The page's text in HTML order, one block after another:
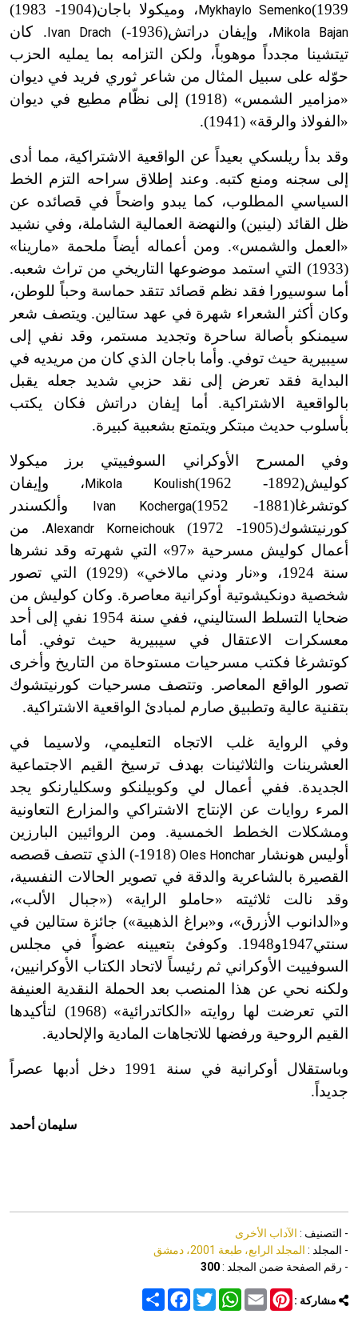
1939
)
Mykhaylo Semenko ، وميكولا باجان(1904-
)
Mikola Bajan ، وإيفان دراتش(1936-)
Ivan Drach
. كان
تيتشينا مجدداً موهوباً، ولكن التزامه بما يمليه الحزب
حوّله على سبيل المثال من شاعر ثوري فريد في ديوان
«مزامير الشمس» (1918) إلى نظّام مطيع في ديوان
«الفولاذ والرقة» (1941
)
.
وقد بدأ ريلسكي بعيداً عن الواقعية الاشتراكية، مما أدى
إلى سجنه ومنع كتبه. وعند إطلاق سراحه التزم الخط
السياسي المطلوب، كما يبدو واضحاً في قصائده عن
ظل القائد (لينين) والنهضة العمالية الشاملة، وفي نشيد
«العمل والشمس». ومن أعماله أيضاً ملحمة «مارينا»
(1933) التي استمد موضوعها التاريخي من تراث شعبه.
أما سوسيورا فقد نظم قصائد تتقد حماسة وحباً للوطن،
وكان أكثر الشعراء شهرة في عهد ستالين. ويتصف شعر
سيمنكو بأصالة ساحرة وتجديد مستمر، وقد نفي إلى
سيبيرية حيث توفي. وأما باجان الذي كان من مريديه في
البداية فقد تعرض إلى نقد حزبي شديد جعله يقبل
بالواقعية الاشتراكية. أما إيفان دراتش فكان يكتب
بأسلوب حديث مبتكر ويتمتع بشعبية كبيرة.
وفي المسرح الأوكراني السوفييتي برز ميكولا
كوليش(1892-
1962
)
Mikola Koulish ، وإيفان
كوتشرغا(1881-
1952)
Ivan Kocherga
وألكسندر
كورنيتشوك(1905-
)
Alexandr Korneichouk. من
أعمال كوليش مسرحية «97» التي شهرته وقد نشرها
سنة 1924، و
«
نار ودني مالاخي» (1929) التي تصور
شخصية دونكيشوتية أوكرانية معاصرة. وكان كوليش من
ضحايا التسلط الستاليني، ففي سنة 1954 نفي إلى أحد
معسكرات الاعتقال في سيبيرية حيث توفي. أما
كوتشرغا فكتب مسرحيات مستوحاة من التاريخ وأخرى
تصور الواقع المعاصر. وتتصف مسرحيات كورنيتشوك
بتقنية عالية وتطبيق صارم لمبادئ الواقعية الاشتراكية.
وفي الرواية غلب الاتجاه التعليمي، ولاسيما في
العشرينات والثلاثينات بهدف ترسيخ القيم الاجتماعية
الجديدة. ففي أعمال لي وكوبيلنكو وسكليارنكو يجد
المرء روايات عن الإنتاج الاشتراكي والمزارع التعاونية
ومشكلات الخطط الخمسية. ومن الروائيين البارزين
أوليس هونشار Oles Honchar
(1918-)
الذي تتصف قصصه
القصيرة بالشاعرية والدقة في تصوير الحالات النفسية،
وقد نالت ثلاثيته «حاملو الراية»(«جبال الألب»،
و« الدانوب الأزرق»، و«براغ الذهبية») جائزة ستالين في
سنتي1947و1948. وكوفئ بتعيينه عضواً في مجلس
السوفييت الأوكراني ثم رئيساً لاتحاد الكتاب الأوكرانيين،
ولكنه نحي عن هذا المنصب بعد الحملة النقدية العنيفة
التي تعرضت لها روايته «الكاتدرائية» (1968) لتأكيدها
القيم الروحية ورفضها للاتجاهات المادية والإلحادية.
وباستقلال أوكرانية في سنة 1991 دخل أدبها عصراً
جديداً.
سليمان أحمد
- التصنيف : الآداب الأخرى
- المجلد : المجلد الرابع، طبعة 2001، دمشق
- رقم الصفحة ضمن المجلد :300
مشاركة : Share
FacebookTwitter
WhatsAppEmail
Pinterest